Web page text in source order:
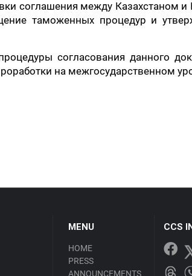
соглашения между Казахстаном и
таможенных процедур и
согласования данного
на межгосударственном
MENU
HOME
PRESS
ANNOUNCEMENTS
CCS